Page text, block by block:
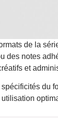
de la
des notes
et
du